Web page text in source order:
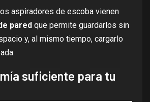
aspiradores de escoba vienen
pared que permite guardarlos sin
y, al mismo tiempo, cargarlo
suficiente para tu